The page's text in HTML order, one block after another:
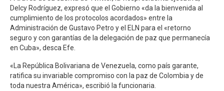
Delcy Rodríguez, expresó que el Gobierno «da la bienvenida al
cumplimiento de los protocolos acordados» entre la
Administración de Gustavo Petro y el ELN para el «retorno
seguro y con garantías de la delegación de paz que permanecía
en Cuba», desca Efe.
«La República Bolivariana de Venezuela, como país garante,
ratifica su invariable compromiso con la paz de Colombia y de
toda nuestra América», escribió la funcionaria.